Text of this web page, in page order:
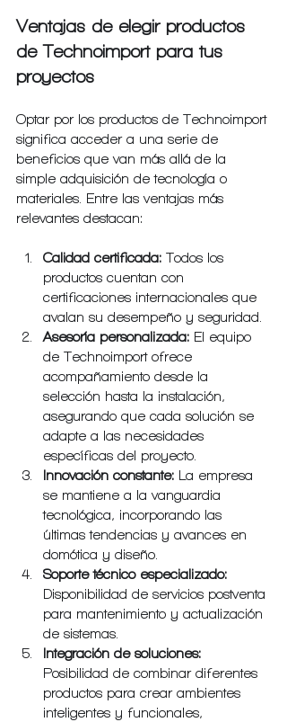
Ventajas de elegir productos
de Technoimport para tus
proyectos
Optar por los productos de Technoimport
significa acceder a una serie de
beneficios que van más allá de la
simple adquisición de tecnología o
materiales. Entre las ventajas más
relevantes destacan:
Calidad certificada: Todos los
productos cuentan con
certificaciones internacionales que
avalan su desempeño y seguridad.
Asesoría personalizada: El equipo
de Technoimport ofrece
acompañamiento desde la
selección hasta la instalación,
asegurando que cada solución se
adapte a las necesidades
específicas del proyecto.
Innovación constante: La empresa
se mantiene a la vanguardia
tecnológica, incorporando las
últimas tendencias y avances en
domótica y diseño.
Soporte técnico especializado:
Disponibilidad de servicios postventa
para mantenimiento y actualización
de sistemas.
Integración de soluciones:
Posibilidad de combinar diferentes
productos para crear ambientes
inteligentes y funcionales,